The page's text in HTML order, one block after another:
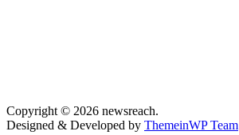
Copyright © 2026 newsreach.
Designed & Developed by ThemeinWP Team